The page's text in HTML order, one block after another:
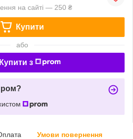
на сайті — 250 ₴
Купити
або
Купити з
Умови повернення